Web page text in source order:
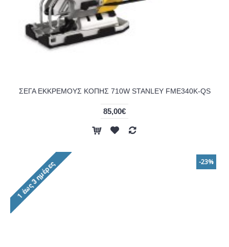
ΣΕΓΑ ΕΚΚΡΕΜΟΥΣ ΚΟΠΗΣ 710W STANLEY FME340K-QS
85,00€
-23%